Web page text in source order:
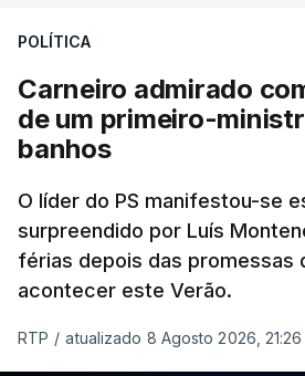
POLÍTICA
Carneiro admirado
de um primeiro-
banhos
O líder do PS manifestou-se
surpreendido por Luís
férias depois das promessas
acontecer este Verão.
RTP / atualizado 8 Agosto 2026, 21:26